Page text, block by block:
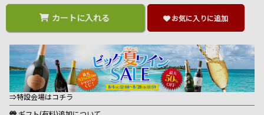
カートに入れる お気に入りに追加
⇒特設会場はコチラ